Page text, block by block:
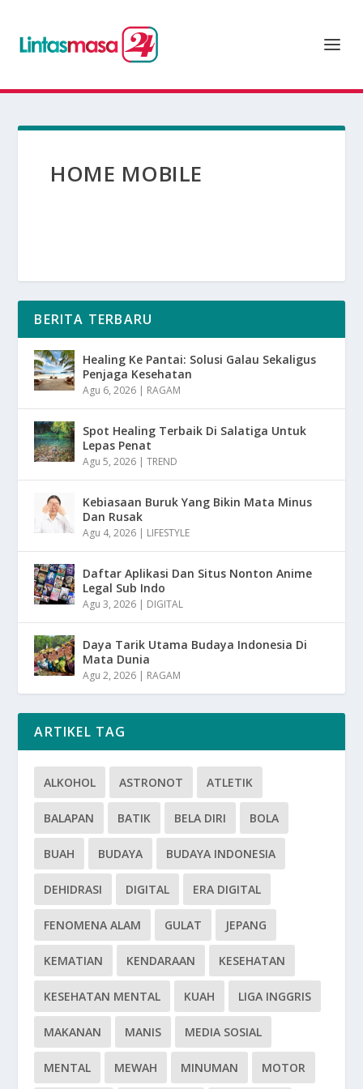
HOME MOBILE
BERITA TERBARU
Healing Ke Pantai: Solusi Galau Sekaligus
Penjaga Kesehatan
Agu 6, 2026 | RAGAM
Spot Healing Terbaik Di Salatiga Untuk
Lepas Penat
Agu 5, 2026 |TREND
Kebiasaan Buruk Yang Bikin Mata Minus
Dan Rusak
Agu 4, 2026 | LIFESTYLE
Daftar Aplikasi Dan Situs Nonton Anime
Legal Sub Indo
Agu 3, 2026 | DIGITAL
Daya Tarik Utama Budaya Indonesia Di
Mata Dunia
Agu 2, 2026 | RAGAM
ARTIKEL TAG
ALKOHOL ASTRONOT ATLETIK
BALAPAN BATIK BELA DIRI BOLA
BUAH BUDAYA BUDAYA INDONESIA
DEHIDRASI DIGITAL ERA DIGITAL
FENOMENA ALAM GULAT JEPANG
KEMATIAN KENDARAAN KESEHATAN
KESEHATAN MENTAL KUAH LIGA INGGRIS
MAKANAN MANIS MEDIA SOSIAL
MENTAL MEWAH MINUMAN MOTOR